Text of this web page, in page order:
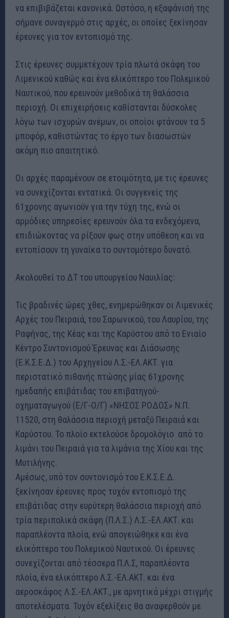
να επιβιβάζεται κανονικά. Ωστόσο, η εξαφάνισή της
σήμανε συναγερμό στις αρχές, οι οποίες ξεκίνησαν
έρευνες για τον εντοπισμό της.
Στις έρευνες συμμετέχουν τρία πλωτά σκάφη του
Λιμενικού καθώς και ένα ελικόπτερο του Πολεμικού
Ναυτικού, που ερευνούν μεθοδικά τη θαλάσσια
περιοχή. Οι επιχειρήσεις καθίστανται δύσκολες
λόγω των ισχυρών ανέμων, οι οποίοι φτάνουν τα 5
μποφόρ, καθιστώντας το έργο των διασωστών
ακόμη πιο απαιτητικό.
Οι αρχές παραμένουν σε ετοιμότητα, με τις έρευνες
να συνεχίζονται εντατικά. Οι συγγενείς της
61χρονης αγωνιούν για την τύχη της, ενώ οι
αρμόδιες υπηρεσίες ερευνούν όλα τα ενδεχόμενα,
επιδιώκοντας να ρίξουν φως στην υπόθεση και να
εντοπίσουν τη γυναίκα το συντομότερο δυνατό.
Ακολουθεί το ΔΤ του υπουργείου Ναυιλίας:
Τις βραδινές ώρες χθες, ενημερώθηκαν οι Λιμενικές
Αρχές του Πειραιά, του Σαρωνικού, του Λαυρίου, της
Ραφήνας, της Κέας και της Καρύστου από το Ενιαίο
Κέντρο Συντονισμού Έρευνας και Διάσωσης
(Ε.Κ.Σ.Ε.Δ.) του Αρχηγείου Λ.Σ.-ΕΛ.ΑΚΤ. για
περιστατικό πιθανής πτώσης μίας 61χρονης
ημεδαπής επιβάτιδας του επιβατηγού-
οχηματαγωγού (Ε/Γ-Ο/Γ) «ΝΗΣΟΣ ΡΟΔΟΣ» Ν.Π.
11520, στη θαλάσσια περιοχή μεταξύ Πειραιά και
Καρύστου. Το πλοίο εκτελούσε δρομολόγιο από το
λιμάνι του Πειραιά για τα λιμάνια της Χίου και της
Μυτιλήνης.
Αμέσως, υπό τον συντονισμό του Ε.Κ.Σ.Ε.Δ.
ξεκίνησαν έρευνες προς τυχόν εντοπισμό της
επιβάτιδας στην ευρύτερη θαλάσσια περιοχή από
τρία περιπολικά σκάφη (Π.Λ.Σ.) Λ.Σ.-ΕΛ.ΑΚΤ. και
παραπλέοντα πλοία, ενώ απογειώθηκε και ένα
ελικόπτερο του Πολεμικού Ναυτικού. Οι έρευνες
συνεχίζονται από τέσσερα Π.Λ.Σ, παραπλέοντα
πλοία, ένα ελικόπτερο Λ.Σ.-ΕΛ.ΑΚΤ. και ένα
αεροσκάφος Λ.Σ.-ΕΛ.ΑΚΤ., με αρνητικά μέχρι στιγμής
αποτελέσματα. Τυχόν εξελίξεις θα αναφερθούν με